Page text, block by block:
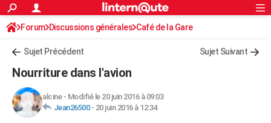
ACTUALITÉS
Politique
Société
Faits Divers
Education
Monde
Villes
+
FINANCE
Retraite
Impôts
Epargne
Immobilier
Risques naturels par ville
Banque
Assurance
Crédit
AUTO
S'inscrire
Connexion
Forum Discussions générales Café de la Gare
Sujet Précédent Sujet Suivant
Nourriture dans l'avion
alcine- Modifié le 20 juin 2016 à 09:03
Jean26500- 20 juin 2016 à 12:34